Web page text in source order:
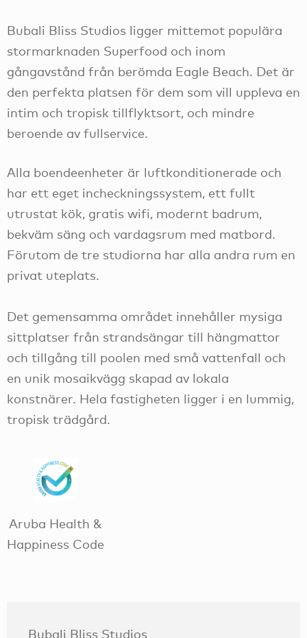
Bubali Bliss Studios ligger mittemot populära
stormarknaden Superfood och inom
gångavstånd från berömda Eagle Beach. Det är
den perfekta platsen för dem som vill uppleva en
intim och tropisk tillflyktsort, och mindre
beroende av fullservice.
Alla boendeenheter är luftkonditionerade och
har ett eget incheckningssystem, ett fullt
utrustat kök, gratis wifi, modernt badrum,
bekväm säng och vardagsrum med matbord.
Förutom de tre studiorna har alla andra rum en
privat uteplats.
Det gemensamma området innehåller mysiga
sittplatser från strandsängar till hängmattor
och tillgång till poolen med små vattenfall och
en unik mosaikvägg skapad av lokala
konstnärer. Hela fastigheten ligger i en lummig,
tropisk trädgård.
Aruba Health &
Happiness Code
Bubali Bliss Studios